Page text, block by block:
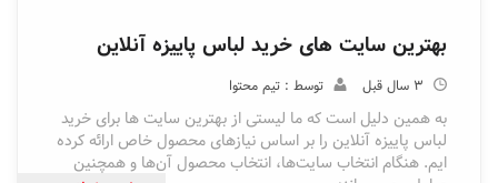
بهترین سایت های خرید لباس پاییزه آنلاین
3 سال قبل توسط : تیم محتوا
به همین دلیل است که ما لیستی از بهترین سایت ها برای خرید
لباس پاییزه آنلاین را بر اساس نیازهای محصول خاص ارائه کرده
ایم. هنگام انتخاب سایت‌ها، انتخاب محصول آن‌ها و همچنین